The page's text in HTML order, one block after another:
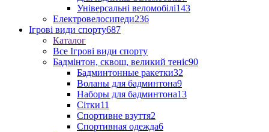
Універсальні веломобілі143
Електровелосипеди236
Ігрові види спорту687
Каталог
Все Ігрові види спорту
Бадмінтон, сквош, великий теніс90
Бадминтонные ракетки32
Воланы для бадминтона9
Наборы для бадминтона13
Сітки11
Спортивне взуття2
Спортивная одежда6